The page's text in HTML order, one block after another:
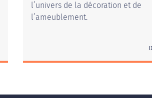
l’univers de la décoration et de
l’ameublement.